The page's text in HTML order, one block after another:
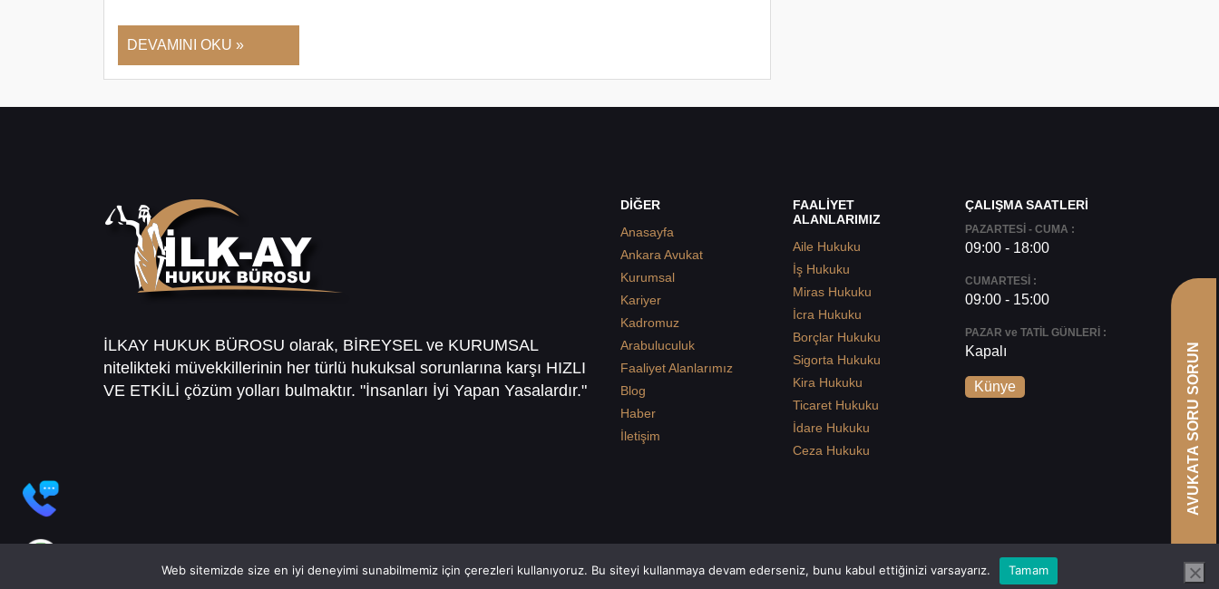
DEVAMINI OKU »
İLKAY HUKUK BÜROSU olarak, BİREYSEL ve KURUMSAL
nitelikteki müvekkillerinin her türlü hukuksal sorunlarına karşı HIZLI
VE ETKİLİ çözüm yolları bulmaktır. "İnsanları İyi Yapan Yasalardır."
DİĞER
Anasayfa
Ankara Avukat
Kurumsal
Kariyer
Kadromuz
Arabuluculuk
Faaliyet Alanlarımız
Blog
Haber
İletişim
FAALİYET
ALANLARIMIZ
Aile Hukuku
İş Hukuku
Miras Hukuku
İcra Hukuku
Borçlar Hukuku
Sigorta Hukuku
Kira Hukuku
Ticaret Hukuku
İdare Hukuku
Ceza Hukuku
ÇALIŞMA SAATLERİ
PAZARTESİ - CUMA :
09:00 - 18:00
CUMARTESİ :
09:00 - 15:00
PAZAR ve TATİL GÜNLERİ :
Kapalı
Künye
Web sitemizde size en iyi deneyimi sunabilmemiz için çerezleri kullanıyoruz. Bu siteyi kullanmaya devam ederseniz, bunu kabul ettiğinizi varsayarız. Tamam
AVUKATA SORU SORUN